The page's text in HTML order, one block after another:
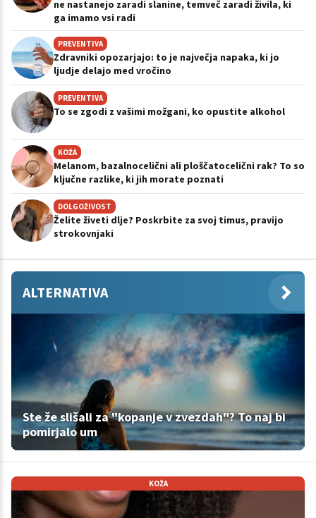
ne nastanejo zaradi slanine, temveč zaradi živila, ki
ga imamo vsi radi
PREVENTIVA
Zdravniki opozarjajo: to je največja napaka, ki jo
ljudje delajo med vročino
PREVENTIVA
To se zgodi z vašimi možgani, ko opustite alkohol
KOŽA
Melanom, bazalnocelični ali ploščatocelični rak? To so
ključne razlike, ki jih morate poznati
DOLGOŽIVOST
Želite živeti dlje? Poskrbite za svoj timus, pravijo
strokovnjaki
ALTERNATIVA
Ste že slišali za "kopanje v zvezdah"? To naj bi
pomirjalo um
KOŽA